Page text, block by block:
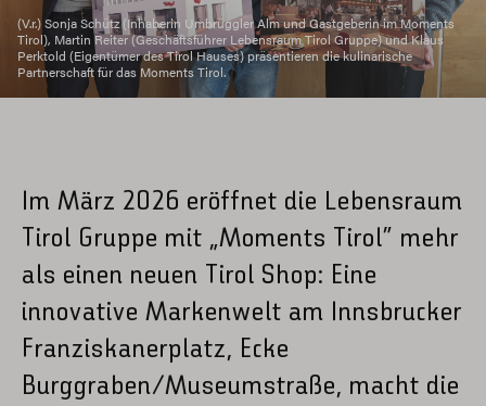
(V.r.) Sonja Schütz (Inhaberin Umbrüggler Alm und Gastgeberin im Moments
Tirol), Martin Reiter (Geschäftsführer Lebensraum Tirol Gruppe) und Klaus
Perktold (Eigentümer des Tirol Hauses) präsentieren die kulinarische
Partnerschaft für das Moments Tirol.
Im März 2026 eröffnet die Lebensraum
Tirol Gruppe mit „Moments Tirol“ mehr
als einen neuen Tirol Shop: Eine
innovative Markenwelt am Innsbrucker
Franziskanerplatz, Ecke
Burggraben/Museumstraße, macht die